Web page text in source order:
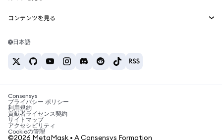
Web3サービス
セキュリティ
サポート
キャリア
お問い合わせ
Tetherの価格
ETH→USD
USDT→INR
BTC→INR
ETH→USDT
ETHの購入
USDTの購入
SHIBの購入
BNBの購入
コンテンツを見る
Solanaウォレット
税制関連ニュース
暗号資産の購入方法は？
ビットコインを売るには？
日本語
Consensys
プライバシー ポリシー
利用規約
貢献者ライセンス契約
サイトマップ
アクセシビリティ
Cookieの管理
©2026 MetaMask • A Consensys Formation